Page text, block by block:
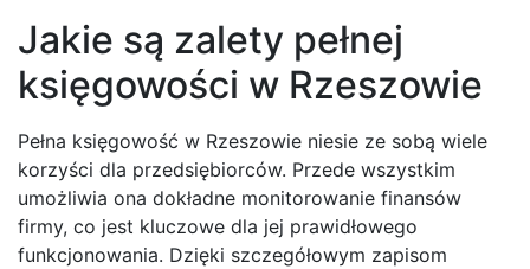
Jakie są zalety pełnej
księgowości w Rzeszowie
Pełna księgowość w Rzeszowie niesie ze sobą wiele
korzyści dla przedsiębiorców. Przede wszystkim
umożliwia ona dokładne monitorowanie finansów
firmy, co jest kluczowe dla jej prawidłowego
funkcjonowania. Dzięki szczegółowym zapisom